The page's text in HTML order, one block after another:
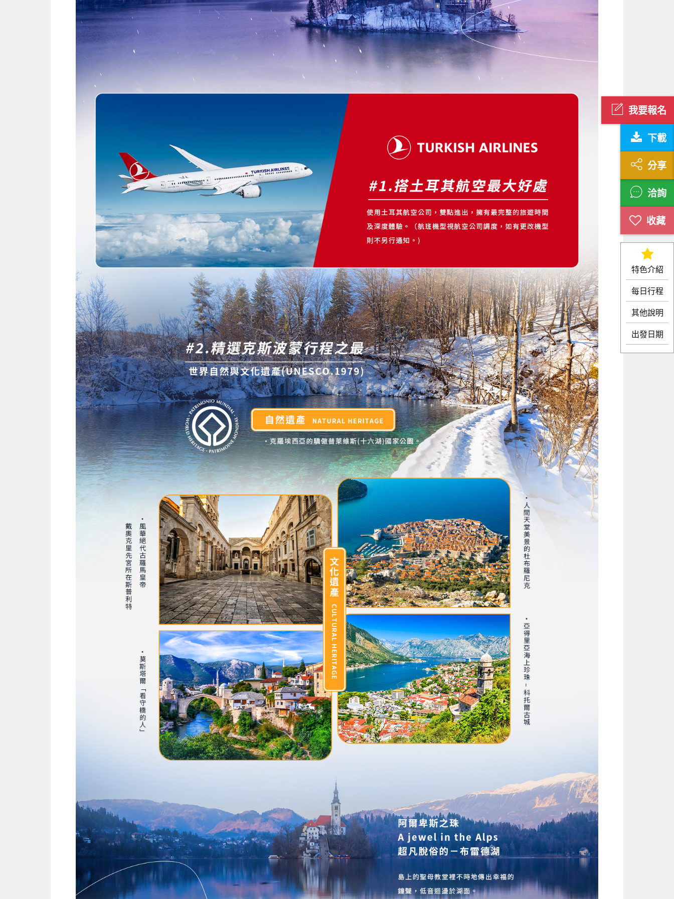
我要報名
下載
分享
洽詢
特色介紹
每日行程
其他說明
出發日期